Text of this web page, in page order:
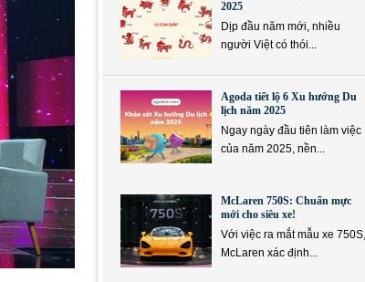
2025
Dịp đầu năm mới, nhiều
người Việt có thói...
Agoda tiết lộ 6 Xu hướng Du
lịch năm 2025
Ngay ngày đầu tiên làm việc
của năm 2025, nền...
McLaren 750S: Chuẩn mực
mới cho siêu xe!
Với việc ra mắt mẫu xe 750S,
McLaren xác định...